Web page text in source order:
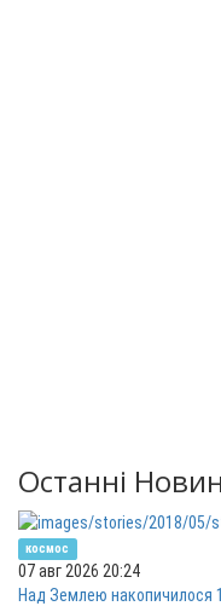
Останні
космос
07 авг 2026 20:24
Над Землею накопичилося